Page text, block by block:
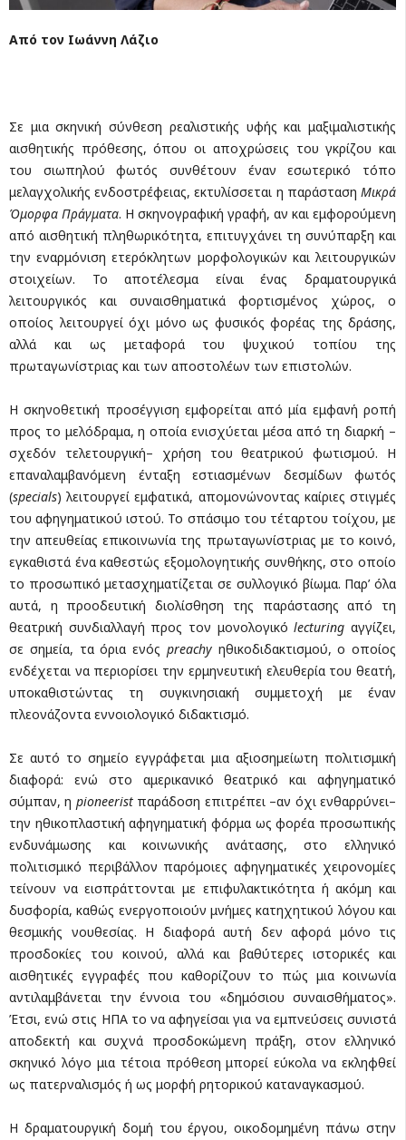
Από τον Ιωάννη Λάζιο
Σε μια σκηνική σύνθεση ρεαλιστικής υφής και μαξιμαλιστικής
αισθητικής πρόθεσης, όπου οι αποχρώσεις του γκρίζου και
του σιωπηλού φωτός συνθέτουν έναν εσωτερικό τόπο
μελαγχολικής ενδοστρέφειας, εκτυλίσσεται η παράσταση Μικρά
Όμορφα Πράγματα. Η σκηνογραφική γραφή, αν και εμφορούμενη
από αισθητική πληθωρικότητα, επιτυγχάνει τη συνύπαρξη και
την εναρμόνιση ετερόκλητων μορφολογικών και λειτουργικών
στοιχείων. Το αποτέλεσμα είναι ένας δραματουργικά
λειτουργικός και συναισθηματικά φορτισμένος χώρος, ο
οποίος λειτουργεί όχι μόνο ως φυσικός φορέας της δράσης,
αλλά και ως μεταφορά του ψυχικού τοπίου της
πρωταγωνίστριας και των αποστολέων των επιστολών.
Η σκηνοθετική προσέγγιση εμφορείται από μία εμφανή ροπή
προς το μελόδραμα, η οποία ενισχύεται μέσα από τη διαρκή –
σχεδόν τελετουργική– χρήση του θεατρικού φωτισμού. Η
επαναλαμβανόμενη ένταξη εστιασμένων δεσμίδων φωτός
(specials) λειτουργεί εμφατικά, απομονώνοντας καίριες στιγμές
του αφηγηματικού ιστού. Το σπάσιμο του τέταρτου τοίχου, με
την απευθείας επικοινωνία της πρωταγωνίστριας με το κοινό,
εγκαθιστά ένα καθεστώς εξομολογητικής συνθήκης, στο οποίο
το προσωπικό μετασχηματίζεται σε συλλογικό βίωμα. Παρ’ όλα
αυτά, η προοδευτική διολίσθηση της παράστασης από τη
θεατρική συνδιαλλαγή προς τον μονολογικόlecturing αγγίζει,
σε σημεία, τα όρια ενός preachyηθικοδιδακτισμού, ο οποίος
ενδέχεται να περιορίσει την ερμηνευτική ελευθερία του θεατή,
υποκαθιστώντας τη συγκινησιακή συμμετοχή με έναν
πλεονάζοντα εννοιολογικό διδακτισμό.
Σε αυτό το σημείο εγγράφεται μια αξιοσημείωτη πολιτισμική
διαφορά: ενώ στο αμερικανικό θεατρικό και αφηγηματικό
σύμπαν, η pioneeristπαράδοση επιτρέπει –αν όχι ενθαρρύνει–
την ηθικοπλαστική αφηγηματική φόρμα ως φορέα προσωπικής
ενδυνάμωσης και κοινωνικής ανάτασης, στο ελληνικό
πολιτισμικό περιβάλλον παρόμοιες αφηγηματικές χειρονομίες
τείνουν να εισπράττονται με επιφυλακτικότητα ή ακόμη και
δυσφορία, καθώς ενεργοποιούν μνήμες κατηχητικού λόγου και
θεσμικής νουθεσίας. Η διαφορά αυτή δεν αφορά μόνο τις
προσδοκίες του κοινού, αλλά και βαθύτερες ιστορικές και
αισθητικές εγγραφές που καθορίζουν το πώς μια κοινωνία
αντιλαμβάνεται την έννοια του «δημόσιου συναισθήματος».
Έτσι, ενώ στις ΗΠΑ το να αφηγείσαι για να εμπνεύσεις συνιστά
αποδεκτή και συχνά προσδοκώμενη πράξη, στον ελληνικό
σκηνικό λόγο μια τέτοια πρόθεση μπορεί εύκολα να εκληφθεί
ως πατερναλισμός ή ως μορφή ρητορικού καταναγκασμού.
Η δραματουργική δομή του έργου, οικοδομημένη πάνω στην